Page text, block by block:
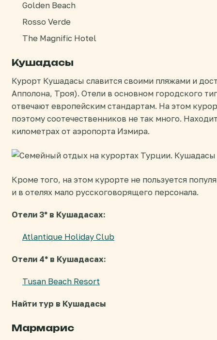
Golden Beach
Rosso Verde
The Magnific Hotel
Кушадасы
Курорт Кушадасы славится своими пляжами и
Апполона, Троя). Отели в основном городского
отвечают европейским стандартам. На этом
поэтому соотечественников не так много.
километрах от аэропорта Измира.
Кроме того, на этом курорте не пользуется
и в отелях мало русскоговорящего персонала.
Отели 3* в Кушадасах:
Atlantique Holiday Club
Отели 4* в Кушадасах:
Tusan Beach Resort
Найти тур в Кушадасы
Мармарис